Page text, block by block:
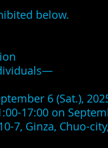
below.
6 (Sat.),
17:00 on
7, Ginza, Chuo-